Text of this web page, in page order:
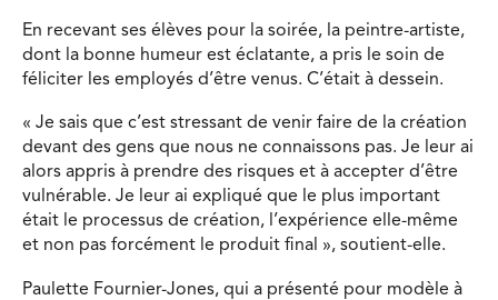
En recevant ses élèves pour la soirée, la peintre-artiste,
dont la bonne humeur est éclatante, a pris le soin de
féliciter les employés d’être venus. C’était à dessein.
« Je sais que c’est stressant de venir faire de la création
devant des gens que nous ne connaissons pas. Je leur ai
alors appris à prendre des risques et à accepter d’être
vulnérable. Je leur ai expliqué que le plus important
était le processus de création, l’expérience elle-même
et non pas forcément le produit final », soutient-elle.
Paulette Fournier-Jones, qui a présenté pour modèle à